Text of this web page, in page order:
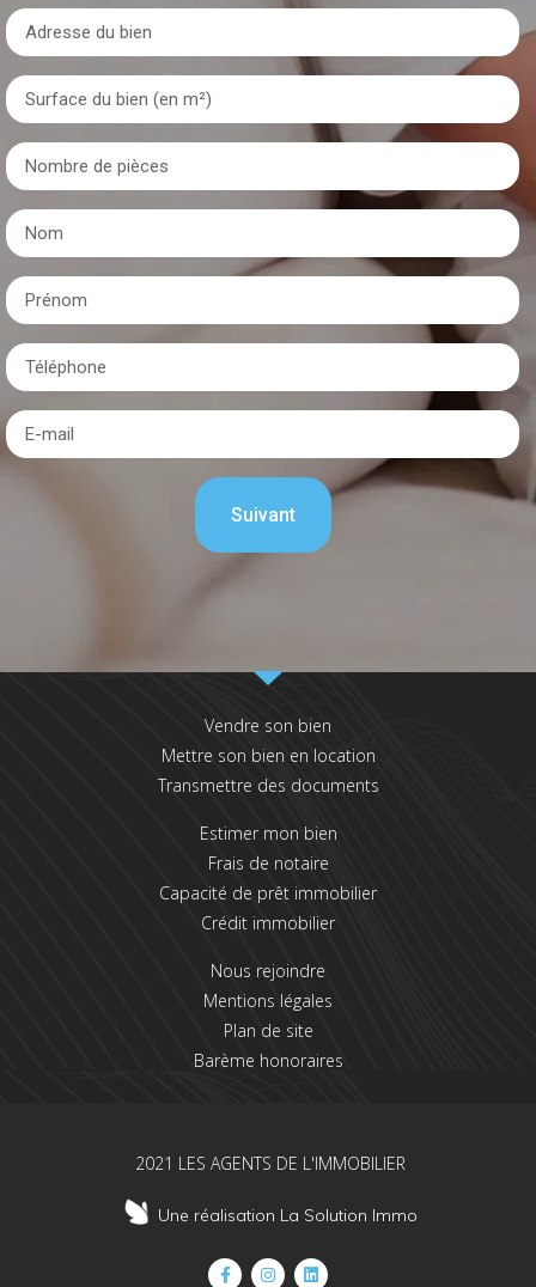
Vendre son bien
Mettre son bien en location
Transmettre des documents
Estimer mon bien
Frais de notaire
Capacité de prêt immobilier
Crédit immobilier
Nous rejoindre
Mentions légales
Plan de site
Barème honoraires
2021 LES AGENTS DE L'IMMOBILIER
Une réalisation La Solution Immo